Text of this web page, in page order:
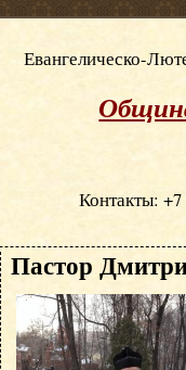
Евангелическо-
Контакты: +7
Пастор